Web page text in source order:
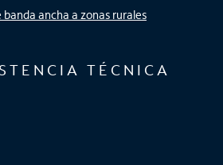
ancha a zonas rurales
TÉCNICA